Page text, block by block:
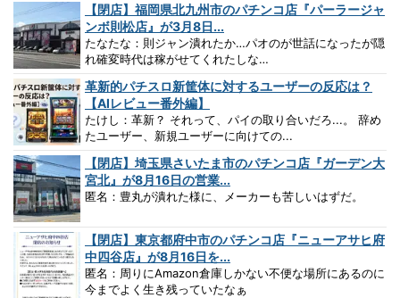
【閉店】福岡県北九州市のパチンコ店『パーラージャ
ンボ則松店』が3月8日...
たなたな：則ジャン潰れたか…パオのが世話になったが隠
れ確変時代は稼がせてくれたしな…
革新的パチスロ新筐体に対するユーザーの反応は？
【AIレビュー番外編】
たけし：革新？ それって、パイの取り合いだろ...。 辞め
たユーザー、新規ユーザーに向けての...
【閉店】埼玉県さいたま市のパチンコ店『ガーデン大
宮北』が8月16日の営業...
匿名：豊丸が潰れた様に、メーカーも苦しいはずだ。
【閉店】東京都府中市のパチンコ店『ニューアサヒ府
中四谷店』が8月16日を...
匿名：周りにAmazon倉庫しかない不便な場所にあるのに
今までよく生き残っていたなぁ